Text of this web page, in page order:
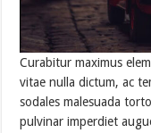
Curabitur maximus
vitae nulla dictum, ac
sodales malesuada
pulvinar imperdiet